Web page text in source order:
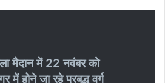
मैदान में 22 नवंबर को
में होने जा रहे प्रबुद्ध वर्ग